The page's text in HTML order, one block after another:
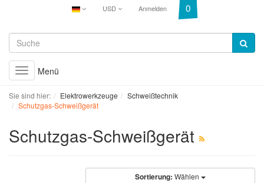
USD Anmelden
Toggle
navigation
Menü
Sie sind hier: Elektrowerkzeuge
Schweißtechnik
Schutzgas-Schweißgerät
Schutzgas-Schweißgerät
Sortierung: Wählen